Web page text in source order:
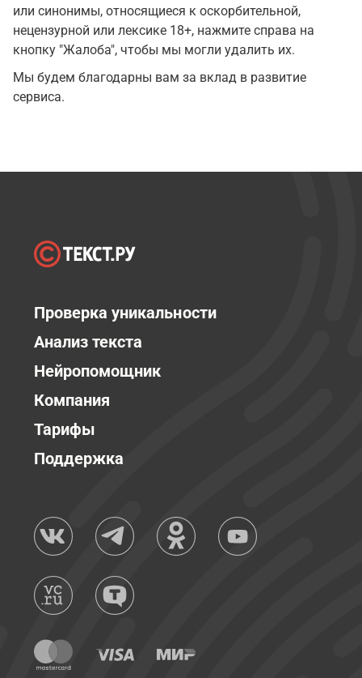
или синонимы, относящиеся к оскорбительной,
нецензурной или лексике 18+, нажмите справа на
кнопку "Жалоба", чтобы мы могли удалить их.
Мы будем благодарны вам за вклад в развитие
сервиса.
Проверка уникальности
Анализ текста
Нейропомощник
Компания
Тарифы
Поддержка